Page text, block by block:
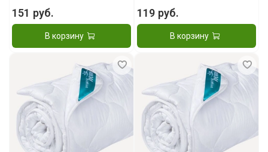
151 руб.
В корзину
119 руб.
В корзину